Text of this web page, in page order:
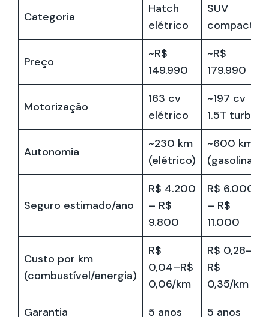
Categoria
Hatch
elétrico
SUV
compacto
Preço
~R$
149.990
~R$
179.990
Motorização
163 cv
elétrico
~197 cv
1.5T turbo
Autonomia
~230 km
(elétrico)
~600 km
(gasolina)
Seguro estimado/ano
R$ 4.200
– R$
9.800
R$ 6.000
– R$
11.000
Custo por km
(combustível/energia)
R$
0,04–R$
0,06/km
R$ 0,28–
R$
0,35/km
Garantia
5 anos 5 anos